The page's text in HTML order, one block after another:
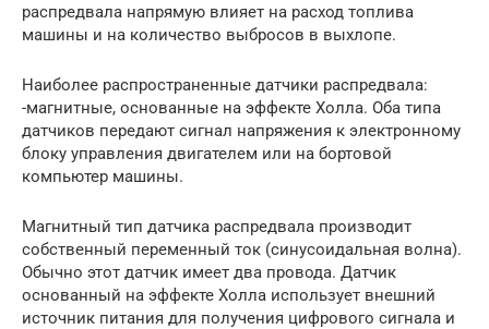
распредвала напрямую влияет на расход топлива
машины и на количество выбросов в выхлопе.
Наиболее распространенные датчики распредвала:
-магнитные, основанные на эффекте Холла. Оба типа
датчиков передают сигнал напряжения к электронному
блоку управления двигателем или на бортовой
компьютер машины.
Магнитный тип датчика распредвала производит
собственный переменный ток (синусоидальная волна).
Обычно этот датчик имеет два провода. Датчик
основанный на эффекте Холла использует внешний
источник питания для получения цифрового сигнала и